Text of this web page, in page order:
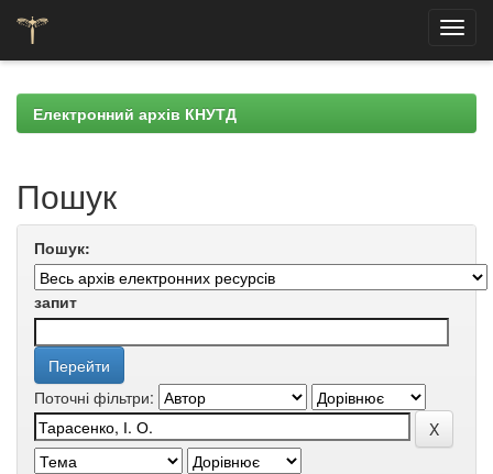
navigationЕлектронний архів КНУТД
Пошук
Пошук:
запит
Поточні фільтри: